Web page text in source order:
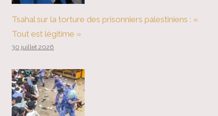
Tsahal sur la torture des prisonniers palestiniens : «
Tout est légitime »
30 juillet 2026